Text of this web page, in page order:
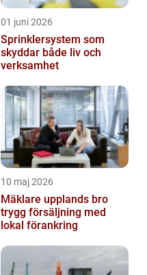
01 juni 2026
Sprinklersystem som
skyddar både liv och
verksamhet
10 maj 2026
Mäklare upplands bro
trygg försäljning med
lokal förankring